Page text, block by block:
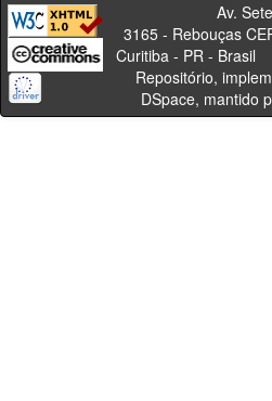
Av. Sete de
3165 - Rebouças
Curitiba -
Repositório,
DSpace, mantido